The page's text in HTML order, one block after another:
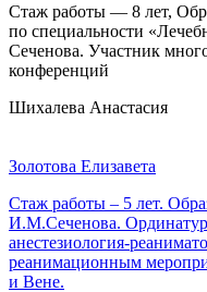
Стаж работы — 8 лет,
по специальности
Сеченова. Участник
конференций
Шихалева Анастасия
Золотова Елизавета
Стаж работы – 5 лет.
И.М.Сеченова.
анестезиология-
реанимационным
и Вене.